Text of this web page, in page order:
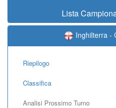
Lista
Inghilterra -
Riepilogo
Classifica
Analisi Prossimo Turno